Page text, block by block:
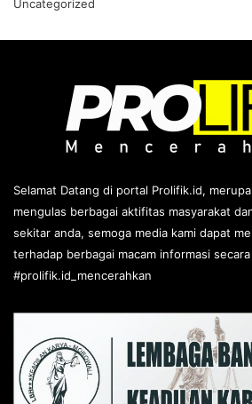
Uncategorized
Selamat Datang di portal Prolifik.id,
mengulas berbagai aktifitas masyarakat
sekitar anda, semoga media kami dapat
terhadap berbagai macam informasi
#prolifik.id_mencerahkan